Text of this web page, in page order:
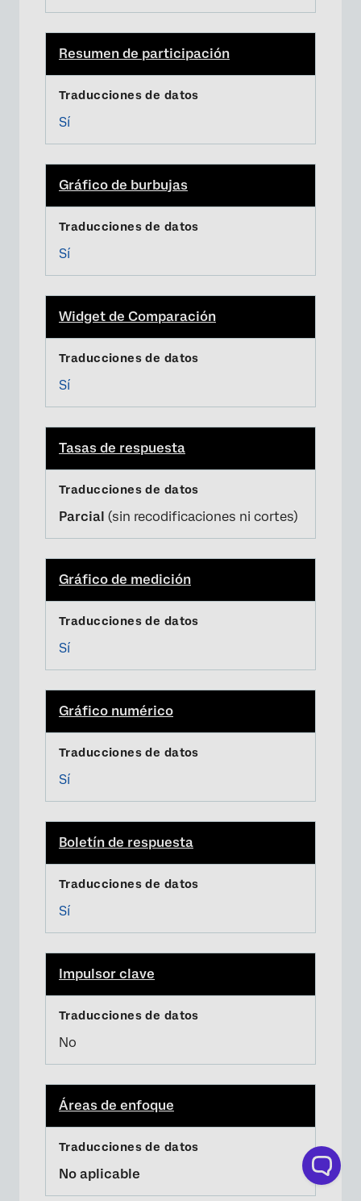
Resumen de participación
Sí
Gráfico de burbujas
Sí
Widget de Comparación
Sí
Tasas de respuesta
Parcial (sin recodificaciones ni cortes)
Gráfico de medición
Sí
Gráfico numérico
Sí
Boletín de respuesta
Sí
Impulsor clave
No
Áreas de enfoque
No aplicable